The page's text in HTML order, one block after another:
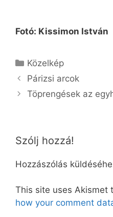
Fotó: Kissimon István
Kategória
Közelkép
Párizsi arcok
Töprengések az
Szólj hozzá!
Hozzászólás
This site uses Akismet
how your comment